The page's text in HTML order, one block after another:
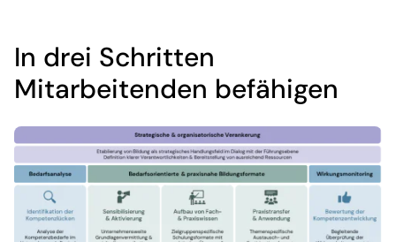
In drei Schritten
Mitarbeitenden befähigen